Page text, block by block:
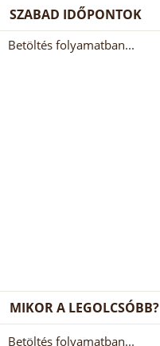
SZABAD IDŐPONTOK
Betöltés folyamatban...
MIKOR A LEGOLCSÓBB?
Betöltés folyamatban...